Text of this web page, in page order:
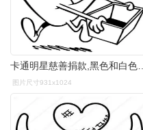
图片尺寸931x1024